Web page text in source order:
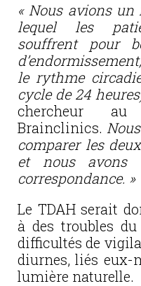
« Nous avions un
lequel les
souffrent pour
le rythme
cycle de 24
chercheur au
Brainclinics.
comparer les
et nous avons
correspondance. »
Le TDAH serait
à des troubles
difficultés de
diurnes, liés eux-
lumière naturelle.